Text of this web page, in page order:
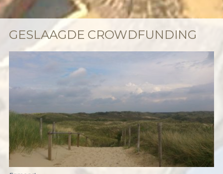
GESLAAGDE CROWDFUNDING